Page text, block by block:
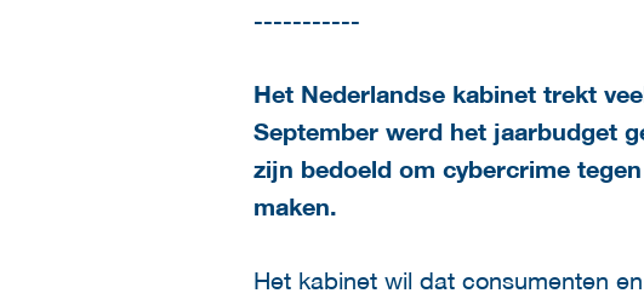
-----------
Het Nederlandse kabinet trekt
September werd het jaarbudget
zijn bedoeld om cybercrime
maken.
Het kabinet wil dat consumenten